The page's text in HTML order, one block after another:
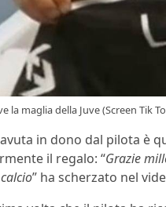
la maglia della Juve (Screen Tik
in dono dal pilota è
il regalo: “Grazie
” ha scherzato nel